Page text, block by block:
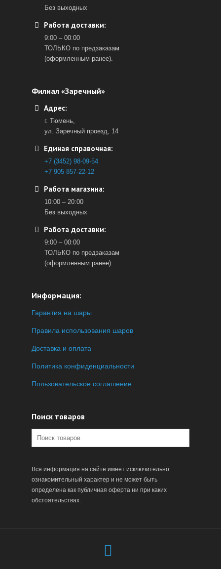
Без выходных
Работа доставки:
9:00 – 00:00
ТОЛЬКО по предзаказам
(оформленным ранее).
Филиал «Заречный»
Адрес:
г. Тюмень,
ул. Заречный проезд, 14
Единая справочная:
+7 (3452) 98-09-54
+7 905 857-22-12
Работа магазина:
10:00 – 20:00
Без выходных
Работа доставки:
9:00 – 00:00
ТОЛЬКО по предзаказам
(оформленным ранее).
Информация:
Гарантия на шары
Правила использования шаров
Доставка и оплата
Политика конфиденциальности
Пользовательское соглашение
Поиск товаров
Вся информация на сайте имеет исключительно
ознакомительный характер и не может быть
определена как публичная оферта ни при каких
обстоятельствах.